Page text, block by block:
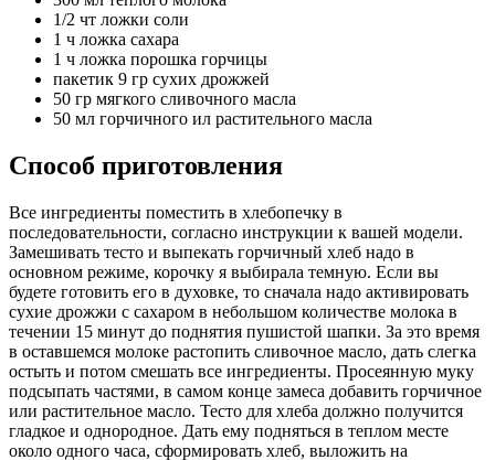
1/2 чт ложки соли
1 ч ложка сахара
1 ч ложка порошка горчицы
пакетик 9 гр сухих дрожжей
50 гр мягкого сливочного масла
50 мл горчичного ил растительного масла
Способ приготовления
Все ингредиенты поместить в хлебопечку в
последовательности, согласно инструкции к вашей модели.
Замешивать тесто и выпекать горчичный хлеб надо в
основном режиме, корочку я выбирала темную. Если вы
будете готовить его в духовке, то сначала надо активировать
сухие дрожжи с сахаром в небольшом количестве молока в
течении 15 минут до поднятия пушистой шапки. За это время
в оставшемся молоке растопить сливочное масло, дать слегка
остыть и потом смешать все ингредиенты. Просеянную муку
подсыпать частями, в самом конце замеса добавить горчичное
или растительное масло. Тесто для хлеба должно получится
гладкое и однородное. Дать ему подняться в теплом месте
около одного часа, сформировать хлеб, выложить на